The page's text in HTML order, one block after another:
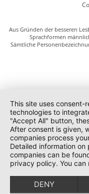
Aus Gründen der besseren
Sprachformen
Sämtliche
This site uses
technologies to
"Accept All" button,
After consent is given,
companies process
Detailed information
companies can be
privacy policy. You
DENY